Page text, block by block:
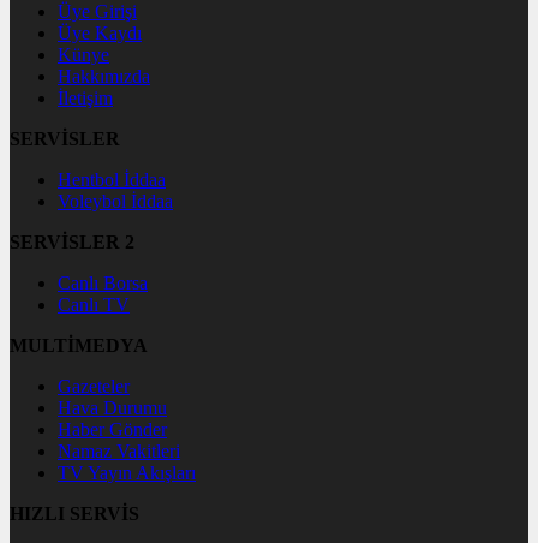
Üye Girişi
Üye Kaydı
Künye
Hakkımızda
İletişim
SERVİSLER
Hentbol İddaa
Voleybol İddaa
SERVİSLER 2
Canlı Borsa
Canlı TV
MULTİMEDYA
Gazeteler
Hava Durumu
Haber Gönder
Namaz Vakitleri
TV Yayın Akışları
HIZLI SERVİS